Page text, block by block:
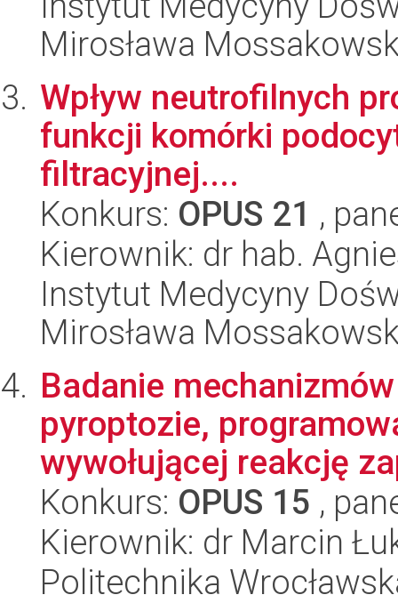
Mirosława
Wpływ neutrofilnych
funkcji komórki
filtracyjnej....
Konkurs: OPUS 21 ,
Kierownik: dr hab.
Instytut Medycyny
Mirosława
Badanie
pyroptozie,
wywołującej reakcję
Konkurs: OPUS 15 ,
Kierownik: dr Marcin
Politechnika